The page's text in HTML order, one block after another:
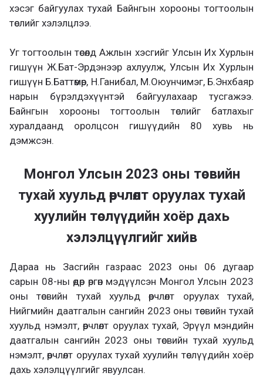
хэсэг байгуулах тухай Байнгын хорооны тогтоолын
төслийг хэлэлцлээ.
Уг тогтоолын төсөлд Ажлын хэсгийг Улсын Их Хурлын
гишүүн Ж.Бат-Эрдэнээр ахлуулж, Улсын Их Хурлын
гишүүн Б.Баттөмөр, Н.Ганибал, М.Оюунчимэг, Б.Энхбаяр
нарын бүрэлдэхүүнтэй байгуулахаар тусгажээ.
Байнгын хорооны тогтоолын төслийг батлахыг
хуралдаанд оролцсон гишүүдийн 80 хувь нь
дэмжсэн.
Монгол Улсын 2023 оны төсвийн
тухай хуульд өөрчлөлт оруулах тухай
хуулийн төслүүдийн хоёр дахь
хэлэлцүүлгийг хийв
Дараа нь Засгийн газраас 2023 оны 06 дугаар
сарын 08-ны өдөр өргөн мэдүүлсэн Монгол Улсын 2023
оны төсвийн тухай хуульд өөрчлөлт оруулах тухай,
Нийгмийн даатгалын сангийн 2023 оны төсвийн тухай
хуульд нэмэлт, өөрчлөлт оруулах тухай, Эрүүл мэндийн
даатгалын сангийн 2023 оны төсвийн тухай хуульд
нэмэлт, өөрчлөлт оруулах тухай хуулийн төслүүдийн хоёр
дахь хэлэлцүүлгийг явуулсан.